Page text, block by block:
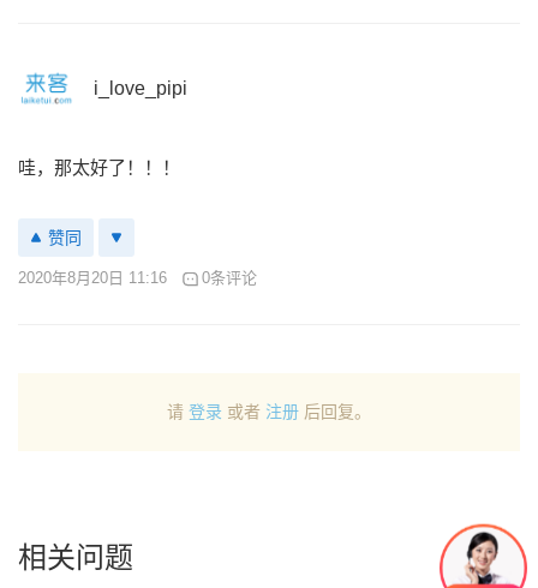
i_love_pipi
哇，那太好了！！！
赞同
2020年8月20日 11:16 0条评论
请 登录 或者 注册 后回复。
相关问题